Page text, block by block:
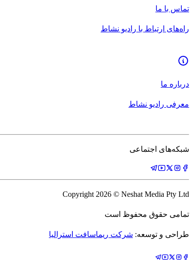
تماس با ما
راه‌های ارتباط با رادیو نشاط
درباره ما
معرفی رادیو نشاط
شبکه‌های اجتماعی
Copyright 2026 © Neshat Media Pty Ltd
تمامی حقوق محفوظ است
طراحی و توسعه: شرکت ریماسافت استرالیا